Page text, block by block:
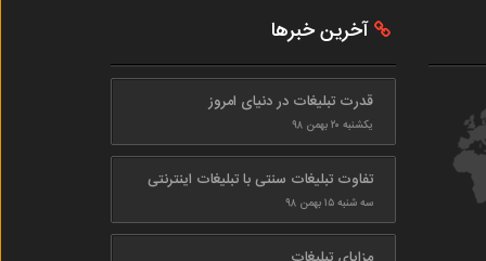
آخرین خبرها
قدرت تبلیغات در دنیای امروز
یکشنبه ۲۰ بهمن ۹۸
تفاوت تبلیغات سنتی با تبلیغات اینترنتی
سه شنبه ۱۵ بهمن ۹۸